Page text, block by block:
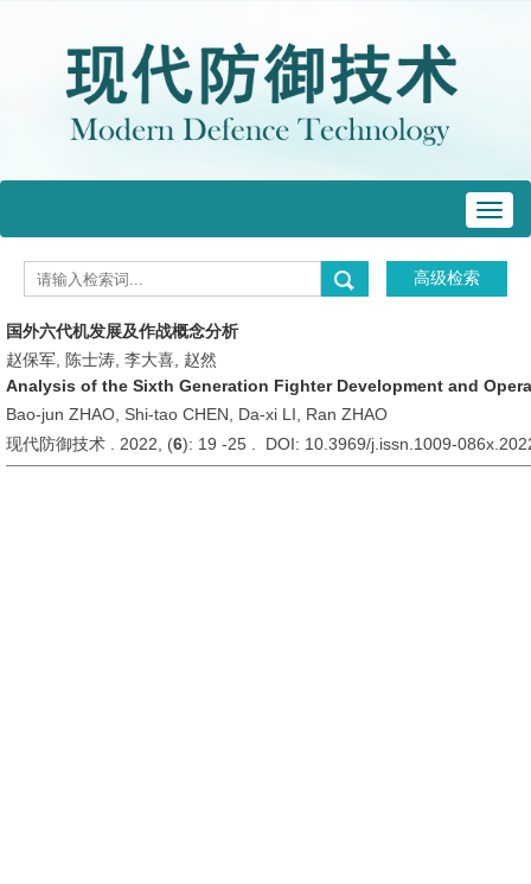
国外六代机发展及作战概念分析
赵保军, 陈士涛, 李大喜, 赵然
Analysis of the Sixth Generation Fighter Development and
Bao-jun ZHAO, Shi-tao CHEN, Da-xi LI, Ran ZHAO
现代防御技术 . 2022, (6): 19 -25 . DOI: 10.3969/j.issn.1009-